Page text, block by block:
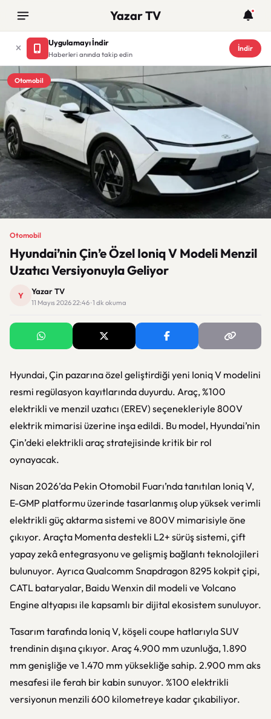
Yazar TV
Uygulamayı İndir
Haberleri anında takip edin
İndir
Otomobil
Otomobil
Hyundai’nin Çin’e Özel Ioniq V Modeli Menzil
Uzatıcı Versiyonuyla Geliyor
Y Yazar TV
11 Mayıs 2026 22:46 · 1 dk okuma
Hyundai, Çin pazarına özel geliştirdiği yeni Ioniq V modelini
resmi regülasyon kayıtlarında duyurdu. Araç, %100
elektrikli ve menzil uzatıcı (EREV) seçenekleriyle 800V
elektrik mimarisi üzerine inşa edildi. Bu model, Hyundai’nin
Çin’deki elektrikli araç stratejisinde kritik bir rol
oynayacak.
Nisan 2026’da Pekin Otomobil Fuarı’nda tanıtılan Ioniq V,
E-GMP platformu üzerinde tasarlanmış olup yüksek verimli
elektrikli güç aktarma sistemi ve 800V mimarisiyle öne
çıkıyor. Araçta Momenta destekli L2+ sürüş sistemi, çift
yapay zekâ entegrasyonu ve gelişmiş bağlantı teknolojileri
bulunuyor. Ayrıca Qualcomm Snapdragon 8295 kokpit çipi,
CATL bataryalar, Baidu Wenxin dil modeli ve Volcano
Engine altyapısı ile kapsamlı bir dijital ekosistem sunuluyor.
Tasarım tarafında Ioniq V, köşeli coupe hatlarıyla SUV
trendinin dışına çıkıyor. Araç 4.900 mm uzunluğa, 1.890
mm genişliğe ve 1.470 mm yüksekliğe sahip. 2.900 mm aks
mesafesi ile ferah bir kabin sunuyor. %100 elektrikli
versiyonun menzili 600 kilometreye kadar çıkabiliyor.